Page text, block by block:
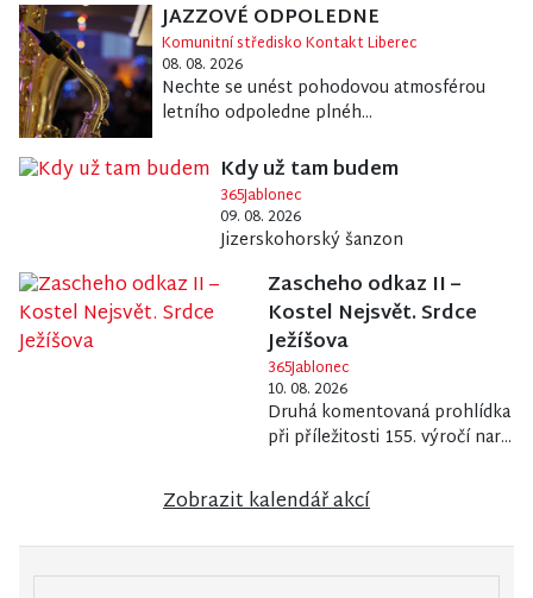
JAZZOVÉ ODPOLEDNE
Komunitní středisko Kontakt Liberec
08. 08. 2026
Nechte se unést pohodovou atmosférou
letního odpoledne plnéh...
Kdy už tam budem
365Jablonec
09. 08. 2026
Jizerskohorský šanzon
Zascheho odkaz II –
Kostel Nejsvět. Srdce
Ježíšova
365Jablonec
10. 08. 2026
Druhá komentovaná prohlídka
při příležitosti 155. výročí nar...
Zobrazit kalendář akcí